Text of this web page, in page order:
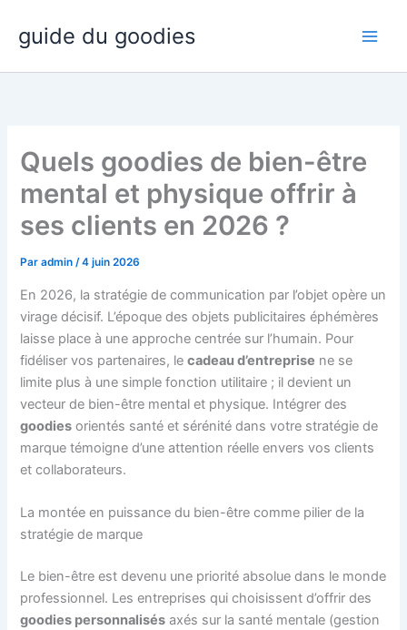
contenu
guide du goodies
Quels goodies de bien-être
mental et physique offrir à
ses clients en 2026 ?
Paradmin/4 juin 2026
En 2026, la stratégie de communication par l’objet opère un
virage décisif. L’époque des objets publicitaires éphémères
laisse place à une approche centrée sur l’humain. Pour
fidéliser vos partenaires, lecadeau d’entreprise ne se
limite plus à une simple fonction utilitaire ; il devient un
vecteur de bien-être mental et physique. Intégrer des
goodies orientés santé et sérénité dans votre stratégie de
marque témoigne d’une attention réelle envers vos clients
et collaborateurs.
La montée en puissance du bien-être comme pilier de la
stratégie de marque
Le bien-être est devenu une priorité absolue dans le monde
professionnel. Les entreprises qui choisissent d’offrir des
goodies personnalisés axés sur la santé mentale (gestion